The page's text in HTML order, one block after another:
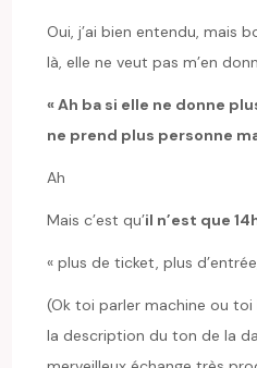
Oui, j’ai bien entendu, mais
là, elle ne veut pas m’en
« Ah ba si elle ne donne
ne prend plus personne
Ah
Mais c’est qu’il n’est que
« plus de ticket, plus
(Ok toi parler machine ou toi
la description du ton de la